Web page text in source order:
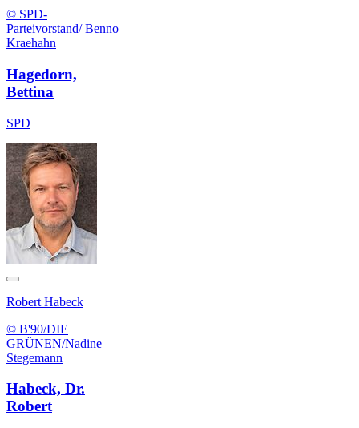
© SPD-
Parteivorstand/ Benno
Kraehahn
Hagedorn,
Bettina
SPD
Robert Habeck
© B'90/DIE
GRÜNEN/Nadine
Stegemann
Habeck, Dr.
Robert